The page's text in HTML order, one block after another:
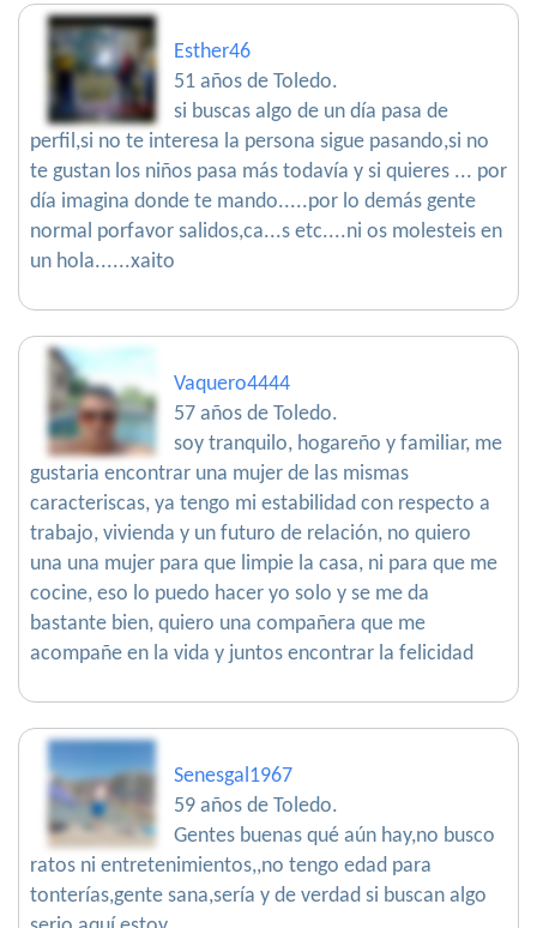
Esther46
51 años de Toledo.
si buscas algo de un día pasa de
perfil,si no te interesa la persona sigue pasando,si no
te gustan los niños pasa más todavía y si quieres ... por
día imagina donde te mando.....por lo demás gente
normal porfavor salidos,ca...s etc....ni os molesteis en
un hola......xaito
Vaquero4444
57 años de Toledo.
soy tranquilo, hogareño y familiar, me
gustaria encontrar una mujer de las mismas
caracteriscas, ya tengo mi estabilidad con respecto a
trabajo, vivienda y un futuro de relación, no quiero
una una mujer para que limpie la casa, ni para que me
cocine, eso lo puedo hacer yo solo y se me da
bastante bien, quiero una compañera que me
acompañe en la vida y juntos encontrar la felicidad
Senesgal1967
59 años de Toledo.
Gentes buenas qué aún hay,no busco
ratos ni entretenimientos,,no tengo edad para
tonterías,gente sana,sería y de verdad si buscan algo